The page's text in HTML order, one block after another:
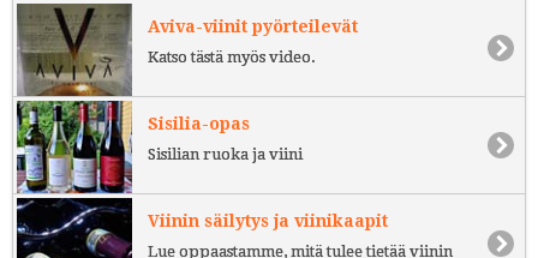
Aviva-viinit pyörteilevät
Katso tästä myös video.
Sisilia-opas
Sisilian ruoka ja viini
Viinin säilytys ja viinikaapit
Lue oppaastamme, mitä tulee tietää viinin